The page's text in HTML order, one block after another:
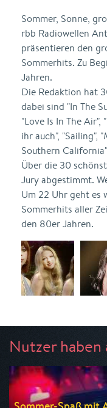
Sommer, Sonne,
rbb Radiowellen
präsentieren den
Sommerhits. Zu
Jahren.
Die Redaktion hat
dabei sind "In The
"Love Is In The Air",
ihr auch", "Sailing",
Southern
Über die 30
Jury abgestimmt.
Um 22 Uhr geht es
Sommerhits aller
den 80er Jahren.
Nutzer haben